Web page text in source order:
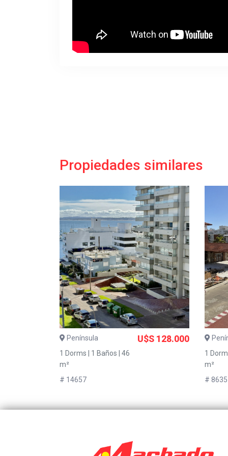
Propiedades similares
Península U$S 128.000
1 Dorms | 1 Baños | 46
m²
# 14657
1
m²
# 8635